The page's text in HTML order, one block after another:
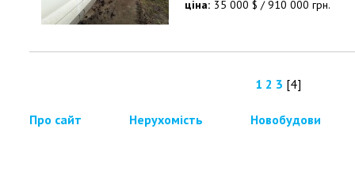
ціна: 35 000 $ /910 000 грн.
1 2 3 [4]
Про сайт Нерухомість Новобудови